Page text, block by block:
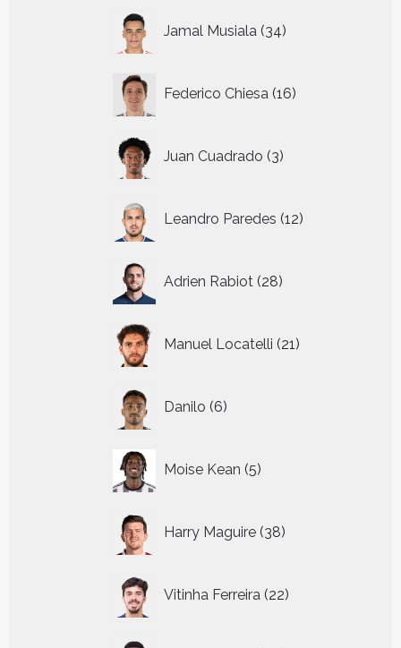
Jamal Musiala 34
producten
Federico Chiesa 16
producten
Juan Cuadrado 3
producten
Leandro Paredes 12
producten
Adrien Rabiot 28
producten
Manuel Locatelli 21
producten
Danilo 6
producten
Moise Kean 5
producten
Harry Maguire 38
producten
Vitinha Ferreira 22
producten